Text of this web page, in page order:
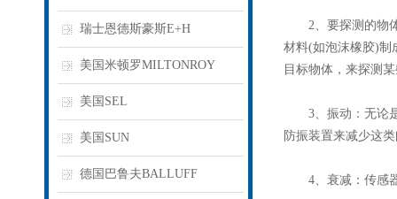
瑞士恩德斯豪斯E+H
美国米顿罗MILTONROY
美国SEL
美国SUN
德国巴鲁夫BALLUFF
2、要探测的物体
材料(如泡沫橡胶)制
目标物体，来探测
3、振动：无论是
防振装置来减少这
4、衰减：传感器